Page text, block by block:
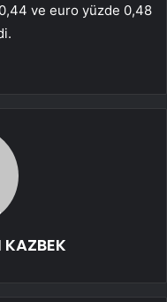
ve euro yüzde 0,48